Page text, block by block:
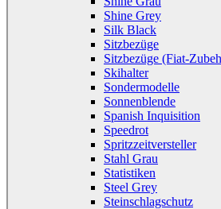
Shine Grey
Silk Black
Sitzbezüge
Sitzbezüge (Fiat-
Skihalter
Sondermodelle
Sonnenblende
Spanish Inquisition
Speedrot
Spritzzeitversteller
Stahl Grau
Statistiken
Steel Grey
Steinschlagschutz